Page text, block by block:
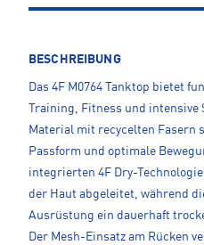
BESCHREIBUNG
Das 4F M0764 Tanktop bietet
Training, Fitness und
Material mit recycelten Fasern
Passform und optimale
integrierten 4F Dry-
der Haut abgeleitet, während
Ausrüstung ein dauerhaft
Der Mesh-Einsatz am Rücken